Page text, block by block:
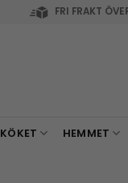
FRI FRAKT
KÖKET HEMMET